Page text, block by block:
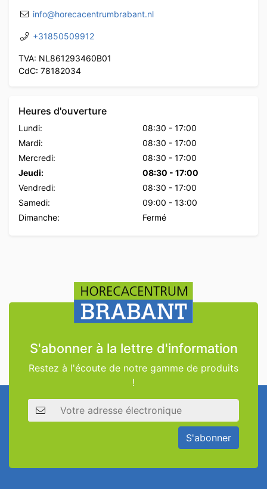
info@horecacentrumbrabant.nl
+31850509912
TVA: NL861293460B01
CdC: 78182034
Heures d'ouverture
Lundi: 08:30 - 17:00
Mardi:
08:30 - 17:00
Mercredi:
08:30 - 17:00
Jeudi:
08:30 - 17:00
Vendredi:
08:30 - 17:00
Samedi:
09:00 - 13:00
Dimanche:
Fermé
S'abonner à la lettre d'information
Restez à l'écoute de notre gamme de produits
!
Adresse électronique
S'abonner